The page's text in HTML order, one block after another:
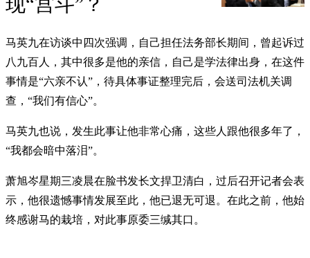
现“宫斗”？
马英九在访谈中四次强调，自己担任法务部长期间，曾起诉过
八九百人，其中很多是他的亲信，自己是学法律出身，在这件
事情是“六亲不认”，待具体事证整理完后，会送司法机关调
查，“我们有信心”。
马英九也说，发生此事让他非常心痛，这些人跟他很多年了，
“我都会暗中落泪”。
萧旭岑星期三凌晨在脸书发长文捍卫清白，过后召开记者会表
示，他很遗憾事情发展至此，他已退无可退。在此之前，他始
终感谢马的栽培，对此事原委三缄其口。